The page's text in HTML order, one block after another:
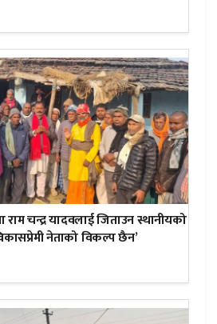
राम चन्द्र यादवलाई जिताउन स्थानीयको
नेताको विकल्प छैन’